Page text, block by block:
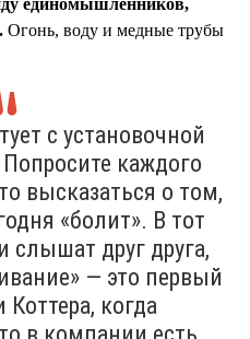
Огонь, воду и медные трубы
с установочной
каждого
высказаться о том,
«болит». В тот
друг друга,
— это первый
когда